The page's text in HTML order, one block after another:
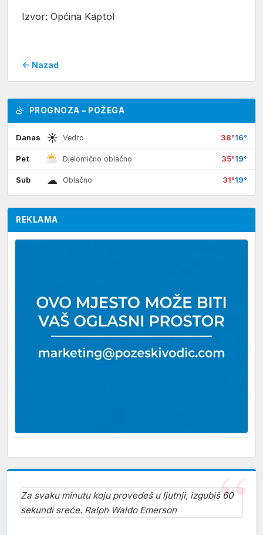
Izvor: Općina Kaptol
← Nazad
PROGNOZA – POŽEGA
Danas ☀ Vedro 38°16°
Pet Djelomično oblačno 35°19°
Sub ☁ Oblačno 31°19°
REKLAMA
Za svaku minutu koju provedeš u ljutnji, izgubiš 60
sekundi sreće. Ralph Waldo Emerson